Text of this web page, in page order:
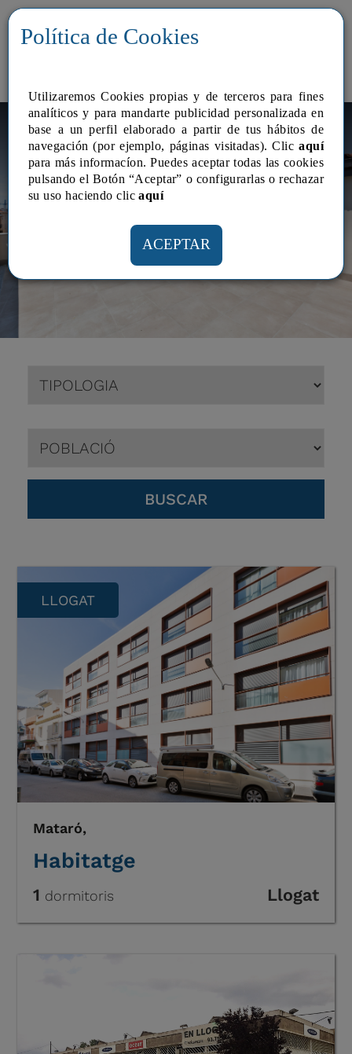
Inmobles en lloger
LLOGAT
Mataró,
Habitatge
1 dormitoris Llogat
Política de Cookies
Utilizaremos Cookies propias y de terceros para fines
analí­ticos y para mandarte publicidad personalizada en
base a un perfil elaborado a partir de tus hábitos de
navegación (por ejemplo, páginas visitadas). Clicaquí
para más informacíon. Puedes aceptar todas las cookies
pulsando el Botón “Aceptar” o configurarlas o rechazar
su uso haciendo clicaquí­
ACEPTAR